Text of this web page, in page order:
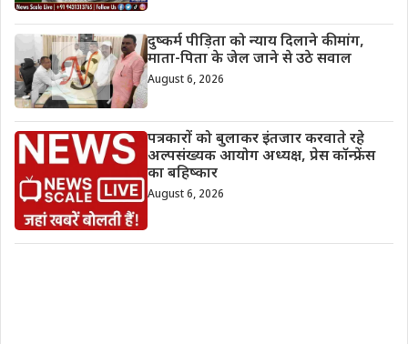
दुष्कर्म पीड़िता को न्याय दिलाने की मांग,
माता-पिता के जेल जाने से उठे सवाल
August 6, 2026
पत्रकारों को बुलाकर इंतजार करवाते रहे
अल्पसंख्यक आयोग अध्यक्ष, प्रेस कॉन्फ्रेंस
का बहिष्कार
August 6, 2026